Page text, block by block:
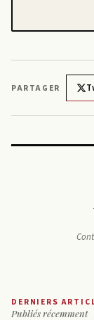
PARTAGER
DERNIERS
Publiés récemment